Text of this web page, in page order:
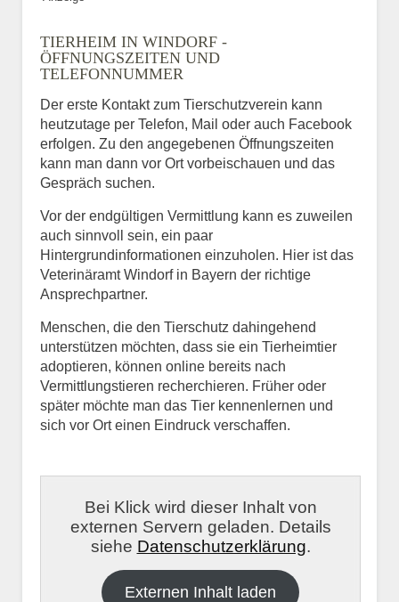
TIERHEIM IN WINDORF -
ÖFFNUNGSZEITEN UND
TELEFONNUMMER
Der erste Kontakt zum Tierschutzverein kann
heutzutage per Telefon, Mail oder auch Facebook
erfolgen. Zu den angegebenen Öffnungszeiten
kann man dann vor Ort vorbeischauen und das
Gespräch suchen.
Vor der endgültigen Vermittlung kann es zuweilen
auch sinnvoll sein, ein paar
Hintergrundinformationen einzuholen. Hier ist das
Veterinäramt Windorf in Bayern der richtige
Ansprechpartner.
Menschen, die den Tierschutz dahingehend
unterstützen möchten, dass sie ein Tierheimtier
adoptieren, können online bereits nach
Vermittlungstieren recherchieren. Früher oder
später möchte man das Tier kennenlernen und
sich vor Ort einen Eindruck verschaffen.
Bei Klick wird dieser Inhalt von
externen Servern geladen. Details
siehe Datenschutzerklärung.
Externen Inhalt laden